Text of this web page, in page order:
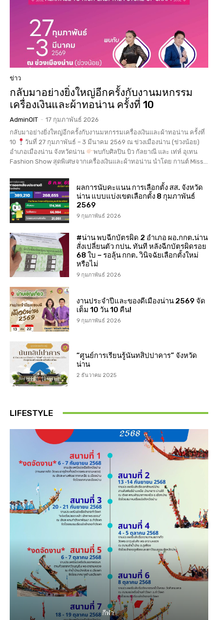
ข่าว
กลับมาอย่างยิ่งใหญ่อีกครั้งกับงานมหกรรม
เครื่องเงินและผ้าทอน่าน ครั้งที่ 10
AdminOIT - 17 กุมภาพันธ์ 2026
กลับมาอย่างยิ่งใหญ่อีกครั้งกับงานมหกรรมเครื่องเงินและผ้าทอน่าน ครั้งที่
10
วันที่ 27 กุมภาพันธ์ – 3 มีนาคม 2569 ณ ข่วงเมืองน่าน (ข่วงน้อย)
อำเภอเมืองน่าน จังหวัดน่าน
พบกับศิลปิน บิว กัลยาณี และ เท่ห์ อุเทน
Fashion Show สุดพิเศษจากเครื่องเงินและผ้าทอน่าน นำโดย กานต์ Miss...
ผลการนับคะแนน การเลือกตั้ง สส. จังหวัด
น่าน แบบแบ่งเขตเลือกตั้ง 8 กุมภาพันธ์
2569
9 กุมภาพันธ์ 2026
#น่าน พบฉีกบัตรผิด 2 อำเภอ ผอ.กกต.น่าน
สั่งเปลี่ยนตัว กปน. ทันที หลังฉีกบัตรผิดรอย
68 ใบ – รอลุ้น กกต. วินิจฉัยเลือกตั้งใหม่
หรือไม่
9 กุมภาพันธ์ 2026
งานประจำปีและของดีเมืองน่าน 2569 จัด
เต็ม 10 วัน 10 คืน!
9 กุมภาพันธ์ 2026
“ศูนย์การเรียนรู้นันทสิปปาคาร” จังหวัด
น่าน
2 ธันวาคม 2025
LIFESTYLE
กีฬา